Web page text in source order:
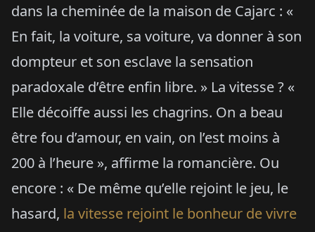
dans la cheminée de la maison de Cajarc : «
En fait, la voiture, sa voiture, va donner à son
dompteur et son esclave la sensation
paradoxale d’être enfin libre. » La vitesse ? «
Elle décoiffe aussi les chagrins. On a beau
être fou d’amour, en vain, on l’est moins à
200 à l’heure », affirme la romancière. Ou
encore : « De même qu’elle rejoint le jeu, le
hasard, la vitesse rejoint le bonheur de vivre